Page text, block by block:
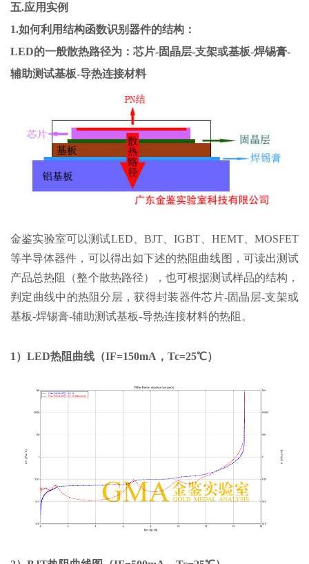
五.应用实例
1.如何利用结构函数识别器件的结构：
LED的一般散热路径为：芯片-固晶层-支架或基板-焊锡膏-
辅助测试基板-导热连接材料
金鉴实验室可以测试LED BJT、IGBT HEMT、MOSFET
等半导体器件 ，可以得出如下述的热阻曲线图，可读出测试
产品总热阻（整个散热路径），也可根据测试样品的结构，
判定曲线中的热阻分层，获得封装器件芯片-固晶层-支架或
基板-焊锡膏-辅助测试基板-导热连接材料的热阻。
1）LED热阻曲线（IF=150mA，Tc=25℃）